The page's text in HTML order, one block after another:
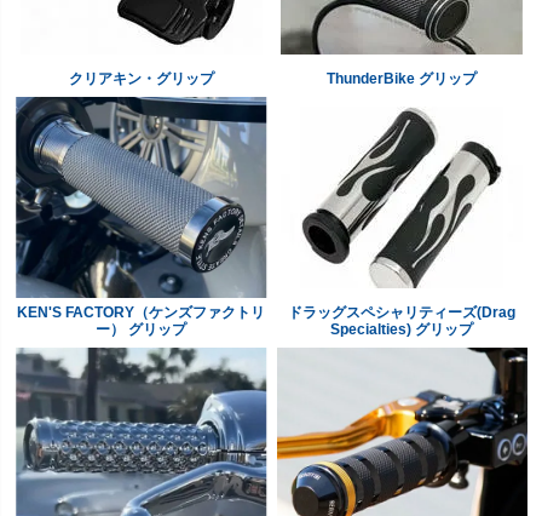
クリアキン・グリップ ThunderBike グリップ
KEN'S FACTORY（ケンズファクトリ
ー） グリップ
ドラッグスペシャリティーズ(Drag
Specialties) グリップ